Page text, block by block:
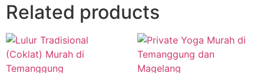
Related products